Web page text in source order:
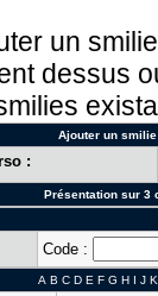
un
dessus
Ajouter un
:
Présentation sur 3
Code :
A B C D E F G H I J K